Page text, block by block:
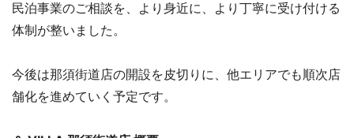
民泊事業のご相談を、より身近に、より丁寧に受け付ける
体制が整いました。
今後は那須街道店の開設を皮切りに、他エリアでも順次店
舗化を進めていく予定です。